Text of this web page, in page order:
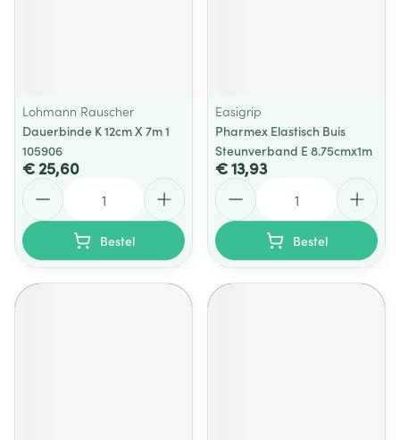
Lohmann Rauscher
Dauerbinde K 12cm X 7m 1
105906
€ 25,60
Bestel
Easigrip
Pharmex Elastisch Buis
Steunverband E 8.75cmx1m
€ 13,93
Bestel